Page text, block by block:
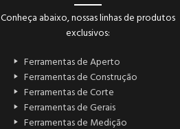
Conheça abaixo, nossas linhas de produtos
exclusivos:
Ferramentas de Aperto
Ferramentas de Construção
Ferramentas de Corte
Ferramentas de Gerais
Ferramentas de Medição